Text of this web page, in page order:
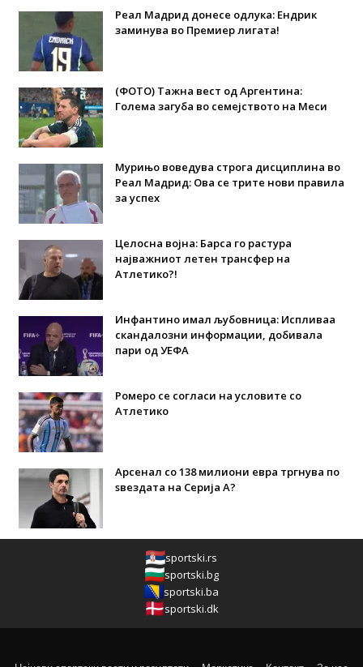
Реал Мадрид донесе одлука: Eндрик
заминува во Премиер лигата!
(ФОТО) Тажна вест од Аргентина:
Голема загуба во семејството на Меси
Мурињо воведува строга дисциплина во
Реал Мадрид: Ова се трите нови правила
за успех
Целосна војна: Барса го растура
најважниот летен трансфер на
Атлетико?!
Инфантино имал љубовница: Испливаа
скандалозни информации, добивала
пари од УЕФА
Ромеро се согласи на условите со
Атлетико
Арсенал со 138 милиони евра тргнува по
ѕвездата на Серија А?
sportski.rs
sportski.bg
sportski.ba
sportski.dk